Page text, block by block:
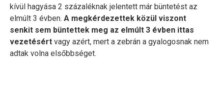
kívül hagyása 2 százaléknak jelentett már büntetést az
elmúlt 3 évben. A megkérdezettek közül viszont
senkit sem büntettek meg az elmúlt 3 évben ittas
vezetésért vagy azért, mert a zebrán a gyalogosnak nem
adtak volna elsőbbséget.